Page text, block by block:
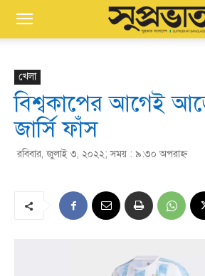
খেলা
বিশ্বকাপের আগেই
জার্সি ফাঁস
রবিবার, জুলাই ৩, ২০২২; সময় : ৯:৩০ অপরাহ্ণ